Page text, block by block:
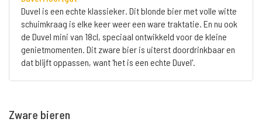
Duvel is een echte klassieker. Dit blonde bier met volle witte
schuimkraag is elke keer weer een ware traktatie. En nu ook
de Duvel mini van 18cl, speciaal ontwikkeld voor de kleine
genietmomenten. Dit zware bier is uiterst doordrinkbaar en
dat blijft oppassen, want 'het is een echte Duvel'.
Zware bieren